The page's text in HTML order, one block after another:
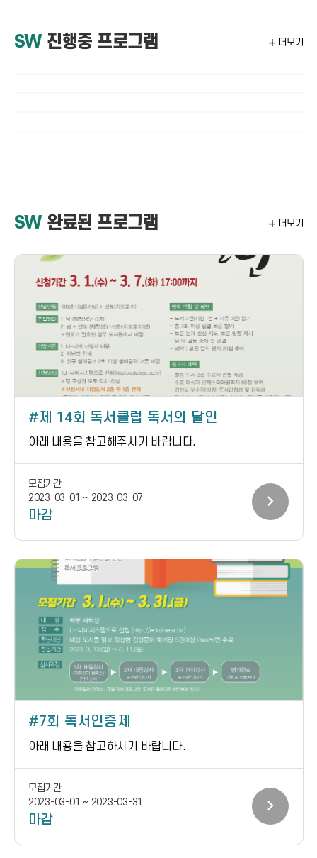
SW 진행중 프로그램 add 더보기
SW 완료된 프로그램 add 더보기
제 14회 독서클럽 독서의 달인
아래 내용을 참고해주시기 바랍니다.
모집기간
2023-03-01 ~ 2023-03-07
마감
chevron_right
7회 독서인증제
아래 내용을 참고하시기 바랍니다.
모집기간
2023-03-01 ~ 2023-03-31
마감
chevron_right